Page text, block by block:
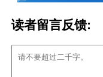
读者留言反馈: